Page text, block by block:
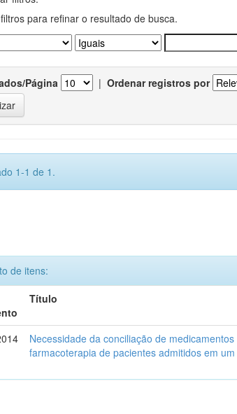
para refinar o resultado de busca.
Página | Ordenar registros por
1-1 de 1.
de itens:
Título
Necessidade da conciliação de
farmacoterapia de pacientes admitidos em